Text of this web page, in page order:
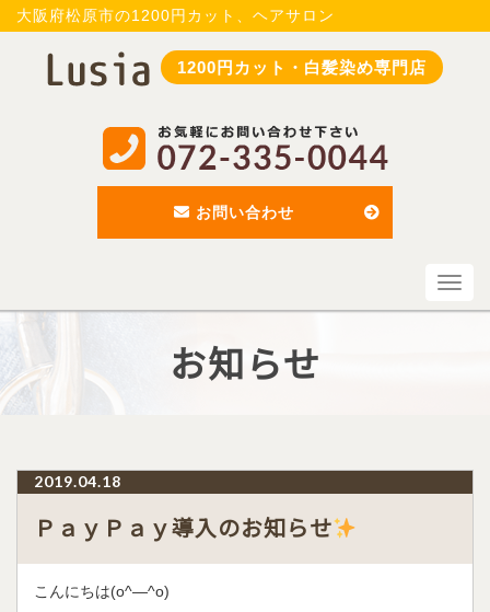
大阪府松原市の1200円カット、ヘアサロン
1200円カット・白髪染め専門店
お問い合わせ
お知らせ
2019.04.18
ＰａｙＰａｙ導入のお知らせ
こんにちは(o^―^o)